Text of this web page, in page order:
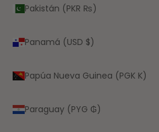
Pakistán (PKR ₨)
Panamá (USD $)
Papúa Nueva Guinea (PGK K)
Paraguay (PYG ₲)